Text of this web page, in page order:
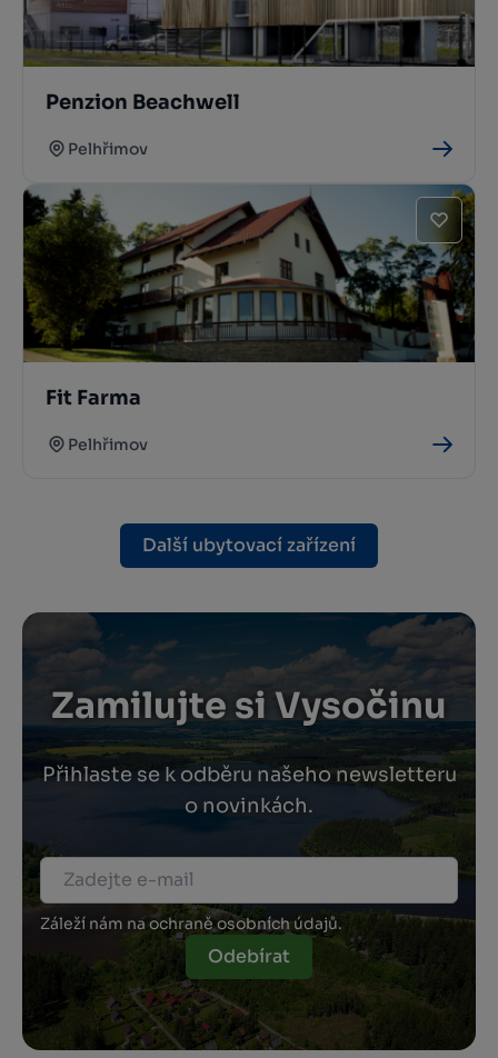
Penzion Beachwell
Pelhřimov
Fit Farma
Pelhřimov
Další ubytovací zařízení
Zamilujte si Vysočinu
Přihlaste se k odběru našeho newsletteru
o novinkách.
Záleží nám na ochraně osobních údajů.
Odebírat